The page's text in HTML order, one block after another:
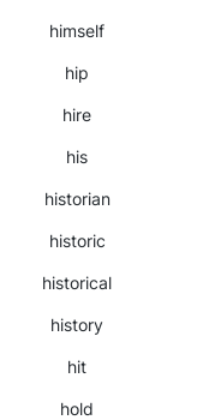
himself
hip
hire
his
historian
historic
historical
history
hit
hold